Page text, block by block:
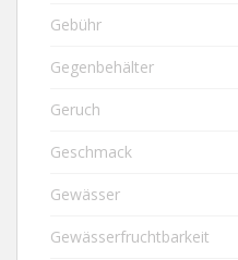
Gebühr
Gegenbehälter
Geruch
Geschmack
Gewässer
Gewässerfruchtbarkeit